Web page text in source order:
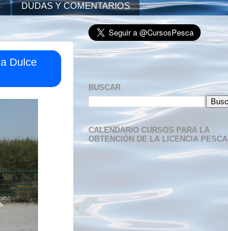
DUDAS Y COMENTARIOS
Dulce
BUSCAR
CALENDARIO CURSOS PARA LA
OBTENCIÓN DE LA LICENCIA PESCA